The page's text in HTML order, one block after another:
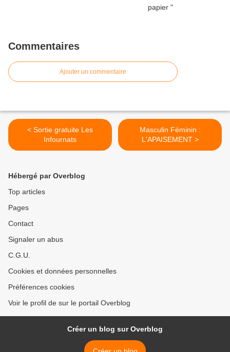
Commentaires
Ajouter un commentaire
< Sortie gratuite Les
Infournats
Masculin Féminin :
L'APAISEMENT >
Hébergé par Overblog
Top articles
Pages
Contact
Signaler un abus
C.G.U.
Cookies et données personnelles
Préférences cookies
Voir le profil de sur le portail Overblog
Créer un blog sur Overblog